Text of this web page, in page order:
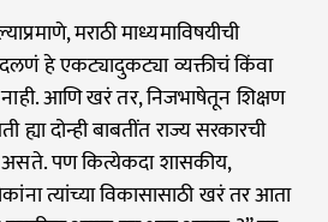
मराठी माध्यमाविषयीची
हे एकट्यादुकट्या व्यक्तीचं किंवा
आणि खरं तर, निजभाषेतून शिक्षण
ह्या दोन्ही बाबतींत राज्य सरकारची
असते. पण कित्येकदा शासकीय,
त्यांच्या विकासासाठी खरं तर आता